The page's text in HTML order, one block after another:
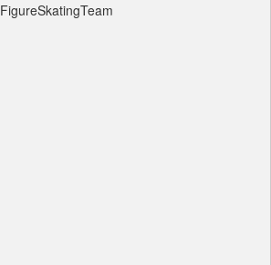
FigureSkatingTeam